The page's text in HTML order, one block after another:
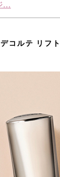
…
デコルテ リフ